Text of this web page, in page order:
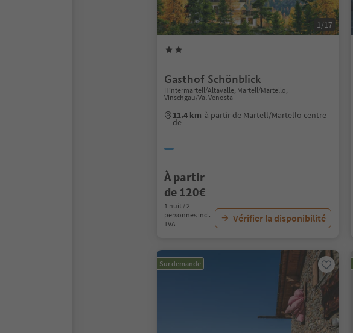
1/17
Gasthof Schönblick
Hintermartell/Altavalle, Martell/Martello,
Vinschgau/Val Venosta
11.4 km à partir de Martell/Martello centre
de
À partir
de 120€
1 nuit / 2
personnes incl.
TVA
Vérifier la disponibilité
Sur demande